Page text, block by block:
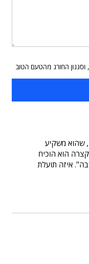
וסגנון החורג מהטעם הטוב
שהוא משקיע
הוא הוכיח
איזה תועלת